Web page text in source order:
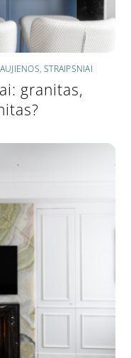
,STRAIPSNIAI
granitas,